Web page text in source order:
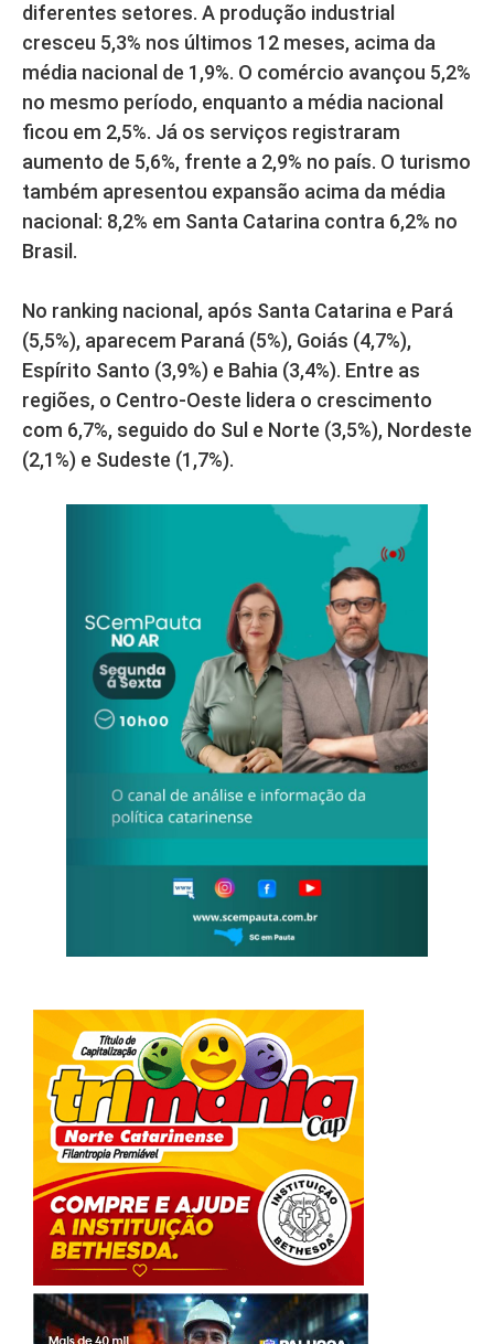
diferentes setores. A produção industrial
cresceu 5,3% nos últimos 12 meses, acima da
média nacional de 1,9%. O comércio avançou 5,2%
no mesmo período, enquanto a média nacional
ficou em 2,5%. Já os serviços registraram
aumento de 5,6%, frente a 2,9% no país. O turismo
também apresentou expansão acima da média
nacional: 8,2% em Santa Catarina contra 6,2% no
Brasil.
No ranking nacional, após Santa Catarina e Pará
(5,5%), aparecem Paraná (5%), Goiás (4,7%),
Espírito Santo (3,9%) e Bahia (3,4%). Entre as
regiões, o Centro-Oeste lidera o crescimento
com 6,7%, seguido do Sul e Norte (3,5%), Nordeste
(2,1%) e Sudeste (1,7%).